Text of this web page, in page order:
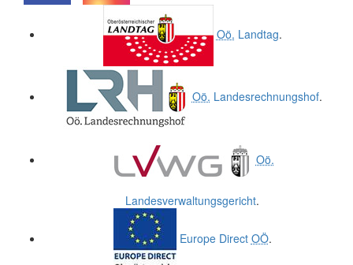
Oö. Landtag.
Oö. Landesrechnungshof.
Oö.
Landesverwaltungsgericht.
Europe Direct OÖ.